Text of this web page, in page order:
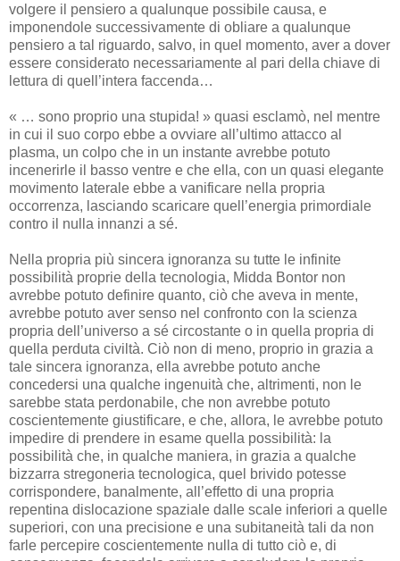
volgere il pensiero a qualunque possibile causa, e
imponendole successivamente di obliare a qualunque
pensiero a tal riguardo, salvo, in quel momento, aver a dover
essere considerato necessariamente al pari della chiave di
lettura di quell’intera faccenda…
« … sono proprio una stupida! » quasi esclamò, nel mentre
in cui il suo corpo ebbe a ovviare all’ultimo attacco al
plasma, un colpo che in un instante avrebbe potuto
incenerirle il basso ventre e che ella, con un quasi elegante
movimento laterale ebbe a vanificare nella propria
occorrenza, lasciando scaricare quell’energia primordiale
contro il nulla innanzi a sé.
Nella propria più sincera ignoranza su tutte le infinite
possibilità proprie della tecnologia, Midda Bontor non
avrebbe potuto definire quanto, ciò che aveva in mente,
avrebbe potuto aver senso nel confronto con la scienza
propria dell’universo a sé circostante o in quella propria di
quella perduta civiltà. Ciò non di meno, proprio in grazia a
tale sincera ignoranza, ella avrebbe potuto anche
concedersi una qualche ingenuità che, altrimenti, non le
sarebbe stata perdonabile, che non avrebbe potuto
coscientemente giustificare, e che, allora, le avrebbe potuto
impedire di prendere in esame quella possibilità: la
possibilità che, in qualche maniera, in grazia a qualche
bizzarra stregoneria tecnologica, quel brivido potesse
corrispondere, banalmente, all’effetto di una propria
repentina dislocazione spaziale dalle scale inferiori a quelle
superiori, con una precisione e una subitaneità tali da non
farle percepire coscientemente nulla di tutto ciò e, di